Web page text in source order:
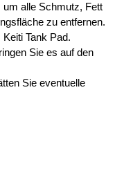
um alle Schmutz, Fett
zu entfernen.
Tank Pad.
Sie es auf den
Sie eventuelle